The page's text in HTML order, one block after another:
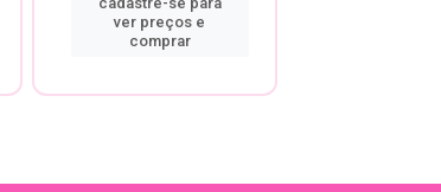
ver preços e
comprar